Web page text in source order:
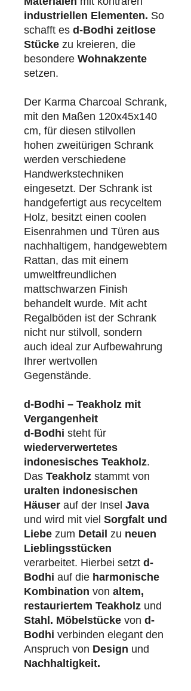
industriellen Elementen. So
schafft es d-Bodhi zeitlose
Stücke zu kreieren, die
besondere Wohnakzente
setzen.
Der Karma Charcoal Schrank,
mit den Maßen 120x45x140
cm, für diesen stilvollen
hohen zweitürigen Schrank
werden verschiedene
Handwerkstechniken
eingesetzt. Der Schrank ist
handgefertigt aus recyceltem
Holz, besitzt einen coolen
Eisenrahmen und Türen aus
nachhaltigem, handgewebtem
Rattan, das mit einem
umweltfreundlichen
mattschwarzen Finish
behandelt wurde. Mit acht
Regalböden ist der Schrank
nicht nur stilvoll, sondern
auch ideal zur Aufbewahrung
Ihrer wertvollen
Gegenstände.
d-Bodhi – Teakholz mit
Vergangenheit
d-Bodhi steht für
wiederverwertetes
indonesisches Teakholz.
Das Teakholz stammt von
uralten indonesischen
Häuser auf der Insel Java
und wird mit viel Sorgfalt und
Liebe zum Detail zu neuen
Lieblingsstücken
verarbeitet. Hierbei setzt d-
Bodhi auf die harmonische
Kombination von altem,
restauriertem Teakholz und
Stahl. Möbelstücke von d-
Bodhi verbinden elegant den
Anspruch von Design und
Nachhaltigkeit.